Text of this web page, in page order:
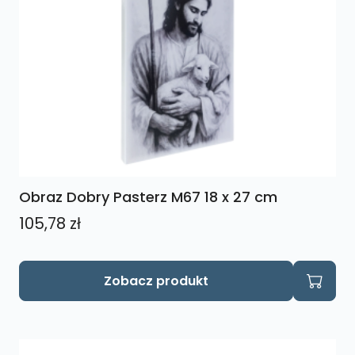
Obraz Dobry Pasterz M67 18 x 27 cm
105,78 zł
Zobacz produkt